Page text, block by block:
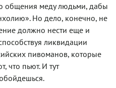
общения меду людьми, дабы
Но дело, конечно, не
должно нести еще и
ликвидации
пивоманов, которые
что пьют. И тут